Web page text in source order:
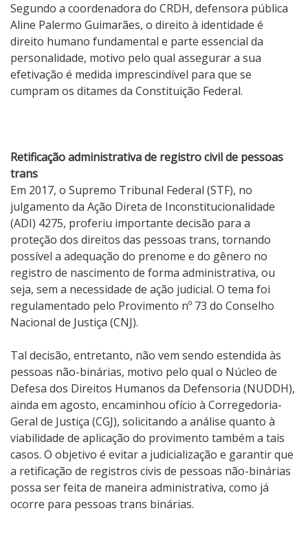
Segundo a coordenadora do CRDH, defensora pública
Aline Palermo Guimarães, o direito à identidade é
direito humano fundamental e parte essencial da
personalidade, motivo pelo qual assegurar a sua
efetivação é medida imprescindível para que se
cumpram os ditames da Constituição Federal.
Retificação administrativa de registro civil de pessoas
trans
Em 2017, o Supremo Tribunal Federal (STF), no
julgamento da Ação Direta de Inconstitucionalidade
(ADI) 4275, proferiu importante decisão para a
proteção dos direitos das pessoas trans, tornando
possível a adequação do prenome e do gênero no
registro de nascimento de forma administrativa, ou
seja, sem a necessidade de ação judicial. O tema foi
regulamentado pelo Provimento nº 73 do Conselho
Nacional de Justiça (CNJ).
Tal decisão, entretanto, não vem sendo estendida às
pessoas não-binárias, motivo pelo qual o Núcleo de
Defesa dos Direitos Humanos da Defensoria (NUDDH),
ainda em agosto, encaminhou ofício à Corregedoria-
Geral de Justiça (CGJ), solicitando a análise quanto à
viabilidade de aplicação do provimento também a tais
casos. O objetivo é evitar a judicialização e garantir que
a retificação de registros civis de pessoas não-binárias
possa ser feita de maneira administrativa, como já
ocorre para pessoas trans binárias.